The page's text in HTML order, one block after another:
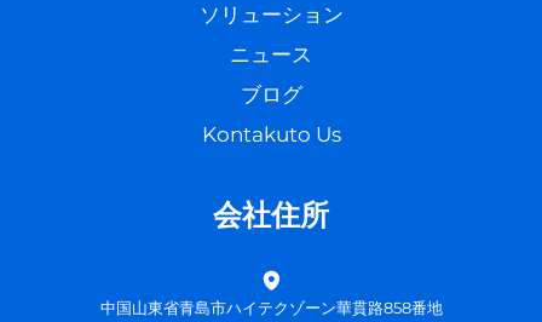
ソリューション
ニュース
ブログ
Kontakuto Us
会社住所
中国山東省青島市ハイテクゾーン華貫路858番地